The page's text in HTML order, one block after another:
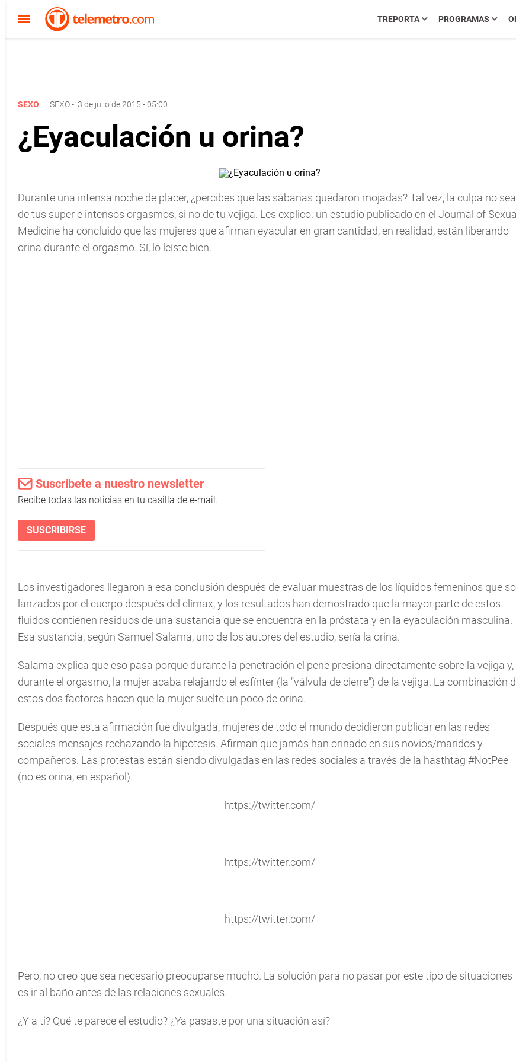
TREPORTA PROGRAMAS
SEXO SEXO- 3 de julio de 2015 - 05:00
¿Eyaculación u orina?
Durante una intensa noche de placer, ¿percibes que las sábanas quedaron mojadas? Tal vez, la culpa no sea
de tus super e intensos orgasmos, si no de tu vejiga. Les explico: un estudio publicado en el Journal of Sexual
Medicine ha concluido que las mujeres que afirman eyacular en gran cantidad, en realidad, están liberando
orina durante el orgasmo. Sí, lo leíste bien.
Suscríbete a nuestro newsletter
Recibe todas las noticias en tu casilla de e-mail.
SUSCRIBIRSE
Los investigadores llegaron a esa conclusión después de evaluar muestras de los líquidos femeninos que
lanzados por el cuerpo después del clímax, y los resultados han demostrado que la mayor parte de estos
fluidos contienen residuos de una sustancia que se encuentra en la próstata y en la eyaculación masculina.
Esa sustancia, según Samuel Salama, uno de los autores del estudio, sería la orina.
Salama explica que eso pasa porque durante la penetración el pene presiona directamente sobre la vejiga y,
durante el orgasmo, la mujer acaba relajando el esfínter (la "válvula de cierre") de la vejiga. La combinación
estos dos factores hacen que la mujer suelte un poco de orina.
Después que esta afirmación fue divulgada, mujeres de todo el mundo decidieron publicar en las redes
sociales mensajes rechazando la hipótesis. Afirman que jamás han orinado en sus novios/maridos y
compañeros. Las protestas están siendo divulgadas en las redes sociales a través de la hasthtag #NotPee
(no es orina, en español).
https://twitter.com/
https://twitter.com/
https://twitter.com/
Pero, no creo que sea necesario preocuparse mucho. La solución para no pasar por este tipo de situaciones
es ir al baño antes de las relaciones sexuales.
¿Y a ti? Qué te parece el estudio? ¿Ya pasaste por una situación así?